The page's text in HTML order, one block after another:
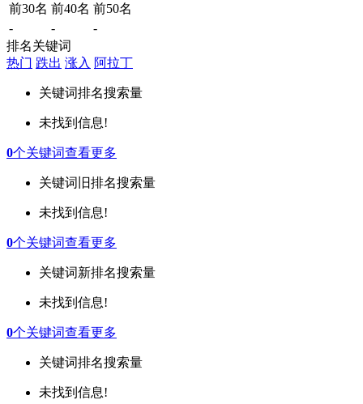
前30名 前40名 前50名
-
-
-
排名关键词
热门 跌出 涨入 阿拉丁
关键词排名搜索量
未找到信息!
0个关键词查看更多
关键词 旧排名搜索量
未找到信息!
0个关键词查看更多
关键词新排名搜索量
未找到信息!
0个关键词查看更多
关键词排名搜索量
未找到信息!